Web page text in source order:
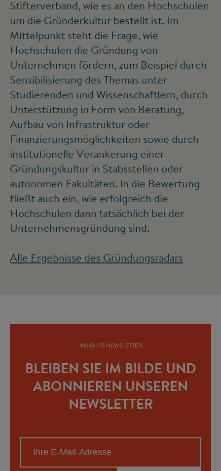
Stifterverband, wie es an den Hochschulen
um die Gründerkultur bestellt ist. Im
Mittelpunkt steht die Frage, wie
Hochschulen die Gründung von
Unternehmen fördern, zum Beispiel durch
Sensibilisierung des Themas unter
Studierenden und Wissenschaftlern, durch
Unterstützung in Form von Beratung,
Aufbau von Infrastruktur oder
Finanzierungsmöglichkeiten sowie durch
institutionelle Verankerung einer
Gründungskultur in Stabsstellen oder
autonomen Fakultäten. In die Bewertung
fließt auch ein, wie erfolgreich die
Hochschulen dann tatsächlich bei der
Unternehmensgründung sind.
Alle Ergebnisse des Gründungsradars
INSIGHTS NEWSLETTER
BLEIBEN SIE IM BILDE UND
ABONNIEREN UNSEREN
NEWSLETTER